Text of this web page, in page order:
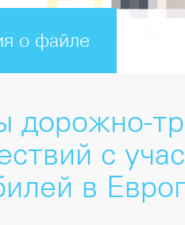
о файле
дорожно-
с
в